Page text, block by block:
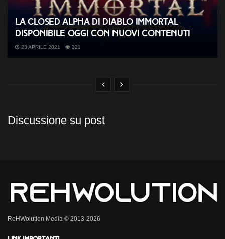
La closed alpha di Diablo Immortal
disponibile oggi con nuovi contenuti
23 APRILE 2021 321
Discussione su post
ReHWolution Media © 2013-2026